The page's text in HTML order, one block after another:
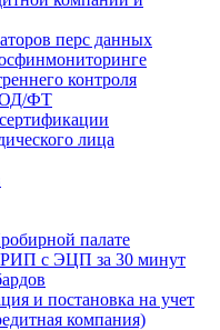
перс данных
контроля
ФТ
лица
палате
с ЭЦП за 30 минут
и постановка на учет
компания)